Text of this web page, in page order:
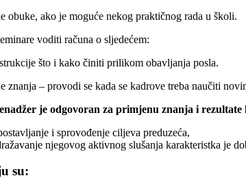
obuke, ako je moguće nekog praktičnog rada u školi.
voditi računa o sljedećem:
što i kako činiti prilikom obavljanja posla.
znanja – provodi se kada se kadrove treba naučiti
je odgovoran za primjenu znanja i rezultate
i sprovođenje ciljeva preduzeća,
njegovog aktivnog slušanja karakteristka je
su: